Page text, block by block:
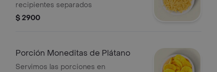
recipientes separados
$ 2900
Porción Moneditas de Plátano
Servimos las porciones en